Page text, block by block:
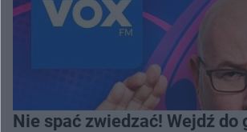
Nie spać zwiedzać! Wejdź do